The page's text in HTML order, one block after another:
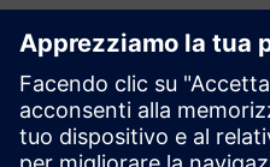
comunicazione e
La tecnologia blockchain
applicazioni che possono
un ambiente virtuale
Le versioni digitali si sono